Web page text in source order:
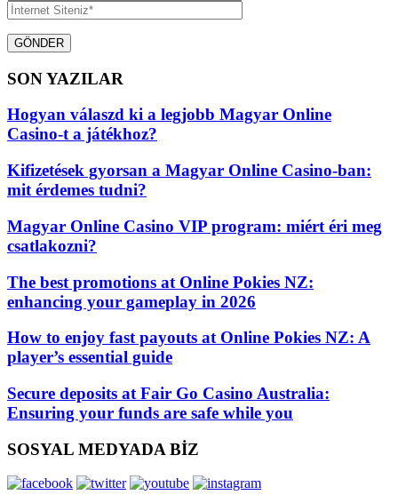
GÖNDER
SON YAZILAR
Hogyan válaszd ki a legjobb Magyar Online
Casino-t a játékhoz?
Kifizetések gyorsan a Magyar Online Casino-ban:
mit érdemes tudni?
Magyar Online Casino VIP program: miért éri meg
csatlakozni?
The best promotions at Online Pokies NZ:
enhancing your gameplay in 2026
How to enjoy fast payouts at Online Pokies NZ: A
player’s essential guide
Secure deposits at Fair Go Casino Australia:
Ensuring your funds are safe while you
SOSYAL MEDYADA BİZ